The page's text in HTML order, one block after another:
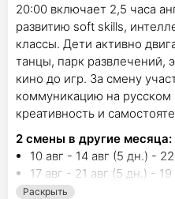
20:00 включает 2,5 часа
развитию soft skills,
классы. Дети активно
танцы, парк развлечений,
кино до игр. За смену
коммуникацию на русском
креативность и
2 смены в другие месяца:
10 авг - 14 авг (5 дн.) -
17 авг - 21 авг (5 дн.) - 19
Раскрыть